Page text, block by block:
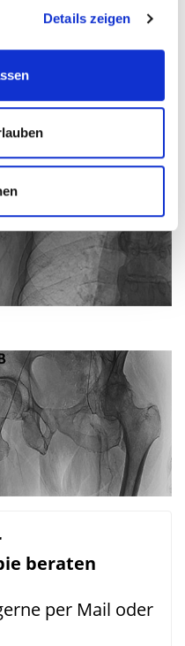
Details zeigen
beraten
per Mail oder